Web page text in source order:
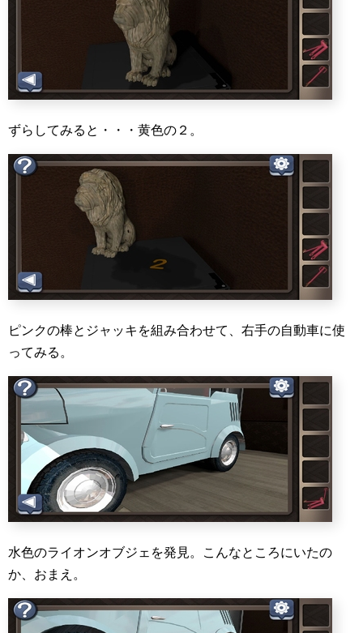
ずらしてみると・・・黄色の２。
ピンクの棒とジャッキを組み合わせて、右手の自動車に使
ってみる。
水色のライオンオブジェを発見。こんなところにいたの
か、おまえ。